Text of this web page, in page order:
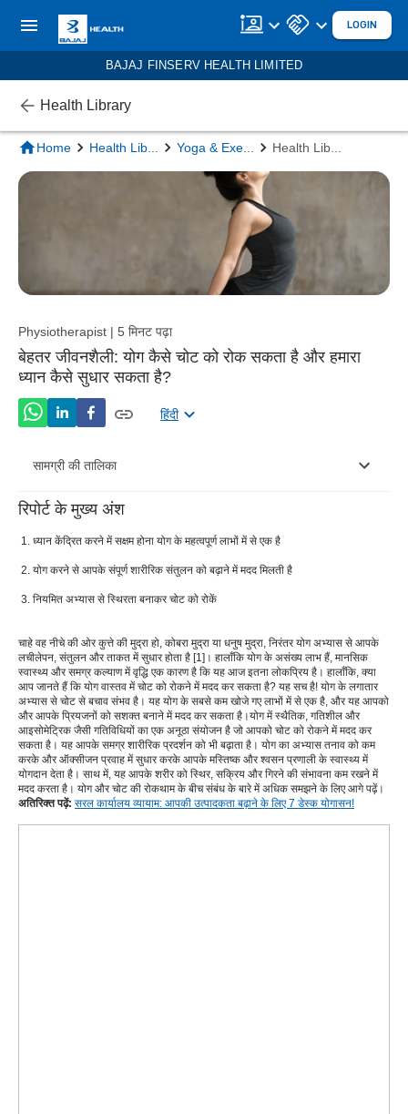
LOGIN
BAJAJ FINSERV HEALTH LIMITED
Health Library
Home Health Lib Yoga & Exe Health Lib
Physiotherapist | 5 मिनट पढ़ा
बेहतर जीवनशैली: योग कैसे चोट को रोक सकता है और हमारा
ध्यान कैसे सुधार सकता है?
हिंदी
सामग्री की तालिका
बेहतर स्थिरता के लिए आपके संयोजी ऊतकों को मजबूत करता है
पूरे शरीर पर ध्यान केंद्रित करके एकाग्रता बढ़ाता है
मांसपेशियों के तनाव को कम करता है और प्रदर्शन को बढ़ाने में मदद
करता है
रिपोर्ट के मुख्य अंश
ध्यान केंद्रित करने में सक्षम होना योग के महत्वपूर्ण लाभों में से एक है
योग करने से आपके संपूर्ण शारीरिक संतुलन को बढ़ाने में मदद मिलती है
नियमित अभ्यास से स्थिरता बनाकर चोट को रोकें
चाहे वह नीचे की ओर कुत्ते की मुद्रा हो, कोबरा मुद्रा या धनुष मुद्रा, निरंतर योग अभ्यास से आपके
लचीलेपन, संतुलन और ताकत में सुधार होता है [1]। हालाँकि योग के असंख्य लाभ हैं, मानसिक
स्वास्थ्य और समग्र कल्याण में वृद्धि एक कारण है कि यह आज इतना लोकप्रिय है। हालाँकि, क्या
आप जानते हैं कि योग वास्तव में चोट को रोकने में मदद कर सकता है? यह सच है! योग के लगातार
अभ्यास से चोट से बचाव संभव है। यह योग के सबसे कम खोजे गए लाभों में से एक है, और यह आपको
और आपके प्रियजनों को सशक्त बनाने में मदद कर सकता है।योग में स्थैतिक, गतिशील और
आइसोमेट्रिक जैसी गतिविधियों का एक अनूठा संयोजन है जो आपको चोट को रोकने में मदद कर
सकता है। यह आपके समग्र शारीरिक प्रदर्शन को भी बढ़ाता है। योग का अभ्यास तनाव को कम
करके और ऑक्सीजन प्रवाह में सुधार करके आपके मस्तिष्क और श्वसन प्रणाली के स्वास्थ्य में
योगदान देता है। साथ में, यह आपके शरीर को स्थिर, सक्रिय और गिरने की संभावना कम रखने में
मदद करता है। योग और चोट की रोकथाम के बीच संबंध के बारे में अधिक समझने के लिए आगे पढ़ें।
अतिरिक्त पढ़ें: सरल कार्यालय व्यायाम: आपकी उत्पादकता बढ़ाने के लिए 7 डेस्क योगासन!